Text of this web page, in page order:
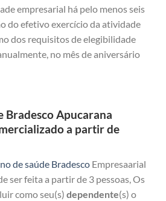
empresarial há pelo menos seis
do efetivo exercício da atividade
dos requisitos de elegibilidade
no mês de aniversário
Bradesco Apucarana
a partir de
de saúde Bradesco Empresaarial
ser feita a partir de 3 pessoas, Os
como seu(s) dependente(s) o